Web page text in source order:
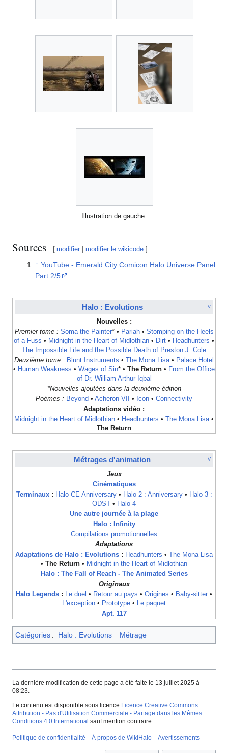
Illustration de gauche.
Sources [ modifier |modifier le wikicode ]
↑ YouTube - Emerald City Comicon Halo Universe Panel
Part 2/5
V
Halo : Evolutions
Nouvelles :
Premier tome : Soma the Painter* • Pariah• Stomping on the Heels
of a Fuss • Midnight in the Heart of Midlothian • Dirt • Headhunters •
The Impossible Life and the Possible Death of Preston J. Cole
Deuxième tome : Blunt Instruments • The Mona Lisa• Palace Hotel
• Human Weakness • Wages of Sin* • The Return • From the Office
of Dr. William Arthur Iqbal
*Nouvelles ajoutées dans la deuxième édition
Poèmes : Beyond • Acheron-VII • Icon • Connectivity
Adaptations vidéo :
Midnight in the Heart of Midlothian • Headhunters • The Mona Lisa•
The Return
V
Métrages d'animation
Jeux
Cinématiques
Terminaux: Halo CE Anniversary• Halo 2 : Anniversary• Halo 3 :
ODST
• Halo 4
Une autre journée à la plage
Halo : Infinity
Compilations promotionnelles
Adaptations
Adaptations de Halo : Evolutions : Headhunters •
The Mona Lisa
• The Return • Midnight in the Heart of Midlothian
Halo : The Fall of Reach - The Animated Series
Originaux
Halo Legends : Le duel • Retour au pays • Origines • Baby-sitter •
L'exception • Prototype • Le paquet
Apt. 117
Catégories : Halo : Evolutions Métrage
La dernière modification de cette page a été faite le 13 juillet 2025 à
08:23.
Le contenu est disponible sous licence Licence Creative Commons
Attribution - Pas d'Utilisation Commerciale - Partage dans les Mêmes
Conditions 4.0 International sauf mention contraire.
Politique de confidentialité À propos de WikiHalo Avertissements